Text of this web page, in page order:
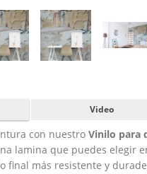
Video
con nuestro Vinilo para
lamina que puedes elegir
final más resistente y